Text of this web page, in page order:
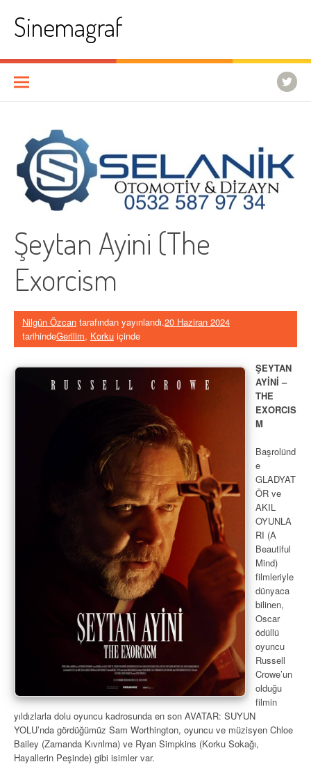
Sinemagraf
Şeytan Ayini (The
Exorcism
Nilgün Özcan tarafından yayınlandı.20 Haziran 2024
tarihindeGerilim, Korku içinde
ŞEYTAN
AYİNİ –
THE
EXORCIS
M
Başrolünd
e
GLADYAT
ÖR ve
AKIL
OYUNLA
RI (A
Beautiful
Mind)
filmleriyle
dünyaca
bilinen,
Oscar
ödüllü
oyuncu
Russell
Crowe’un
olduğu
filmin
yıldızlarla dolu oyuncu kadrosunda en son AVATAR: SUYUN
YOLU’nda gördüğümüz Sam Worthington, oyuncu ve müzisyen Chloe
Bailey (Zamanda Kıvrılma) ve Ryan Simpkins (Korku Sokağı,
Hayallerin Peşinde) gibi isimler var.